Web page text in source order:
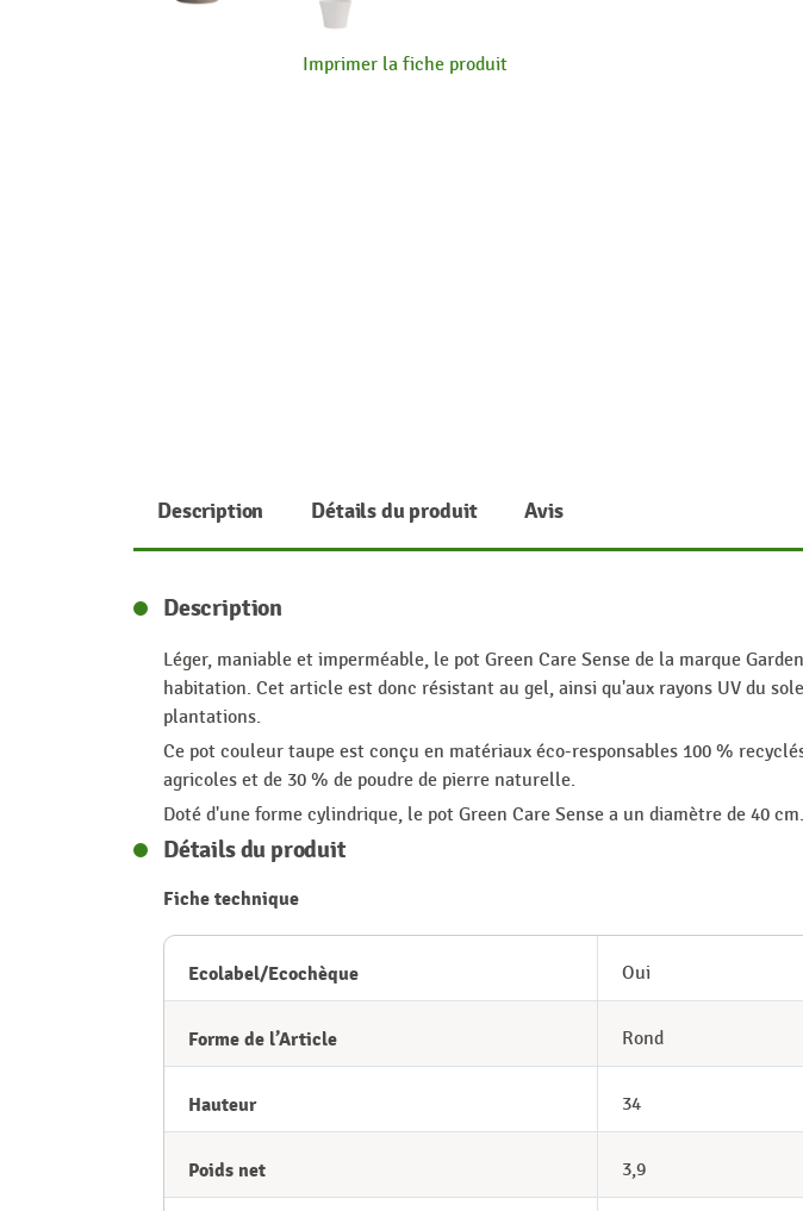
Imprimer la fiche produit
Description Détails du produit Avis
Description
Léger, maniable et imperméable, le pot Green Care Sense de la marque
habitation. Cet article est donc résistant au gel, ainsi qu'aux rayons UV du
plantations.
Ce pot couleur taupe est conçu en matériaux éco-responsables 100 %
agricoles et de 30 % de poudre de pierre naturelle.
Doté d'une forme cylindrique, le pot Green Care Sense a un diamètre de 40
Détails du produit
Fiche technique
Ecolabel/Ecochèque Oui
Forme de l’Article Rond
Hauteur 34
Poids net 3,9